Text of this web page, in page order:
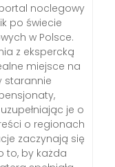
noclegowy
po świecie
w Polsce.
z ekspercką
miejsce na
starannie
je o
o regionach
zaczynają się
to, by każda